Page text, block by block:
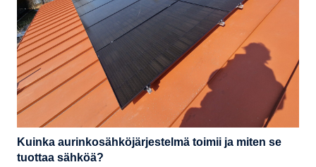
Kuinka aurinkosähköjärjestelmä toimii ja miten se
tuottaa sähköä?